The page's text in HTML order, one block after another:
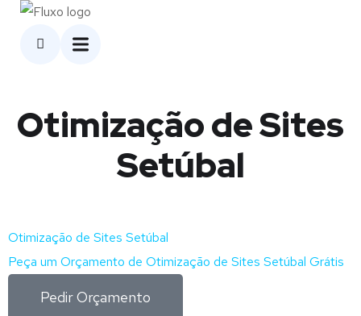
Otimização de Sites
Setúbal
Otimização de Sites Setúbal
Peça um Orçamento de Otimização de Sites Setúbal Grátis
Pedir Orçamento